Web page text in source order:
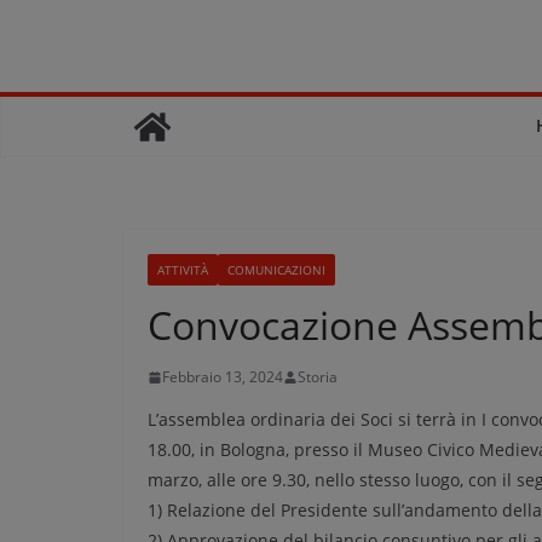
ATTIVITÀ COMUNICAZIONI
Convocazione
Febbraio 13, 2024 Storia
L’assemblea ordinaria dei Soci si terrà in I
18.00, in Bologna, presso il Museo Civico
marzo, alle ore 9.30, nello stesso luogo, con il
1) Relazione del Presidente sull’andamento